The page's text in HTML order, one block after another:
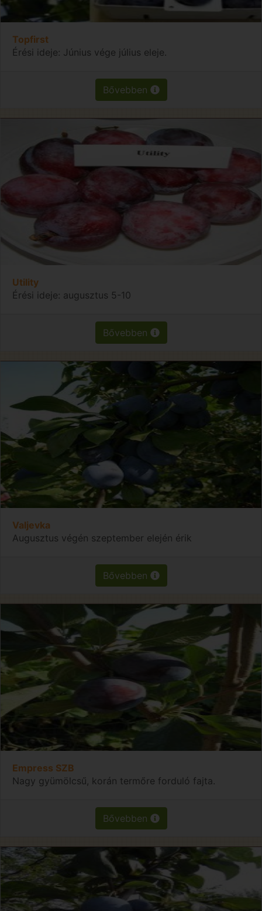
Topfirst
Érési ideje: Június vége július eleje.
Bővebben
Utility
Érési ideje: augusztus 5-10
Bővebben
Valjevka
Augusztus végén szeptember elején érik
Bővebben
Empress SZB
Nagy gyümölcsű, korán termőre forduló fajta.
Bővebben